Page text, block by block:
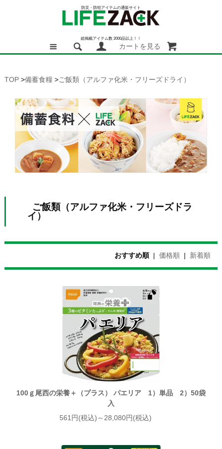
防災・防犯アイテムの通販サイト
総掲載アイテム数 2000品以上！！
カートを見る
TOP >備蓄食糧 >ご飯類（アルファ化米・フリーズドライ）
ご飯類（アルファ化米・フリーズドラ
イ）
おすすめ順|価格順 | 新着順
100ｇ尾西の栄養＋（プラス） パエリア 1）単品 2）50袋
入
561円(税込)～28,080円(税込)